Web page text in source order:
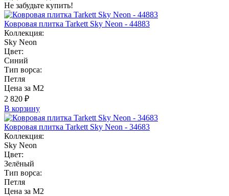
Не забудьте купить!
Ковровая плитка Tarkett Sky Neon - 44883
Коллекция:
Sky Neon
Цвет:
Синий
Тип ворса:
Петля
Цена за М2
2 820 ₽
В корзину
Ковровая плитка Tarkett Sky Neon - 34683
Коллекция:
Sky Neon
Цвет:
Зелёный
Тип ворса:
Петля
Цена за М2